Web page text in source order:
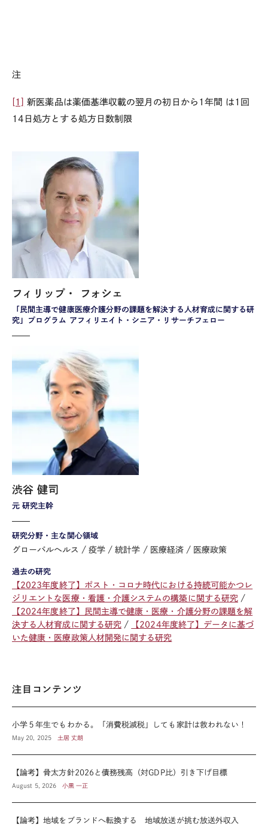
注
[1]
新医薬品は薬価基準収載の翌月の初日から1年間 は1回
14日処方とする処方日数制限
「民間主導で健康医療介護分野の課題を解決する人材育成に関する研
究」プログラム アフィリエイト・シニア・リサーチフェロー
フィリップ・ フォシェ
元 研究主幹
渋谷 健司
研究分野・主な関心領域
グローバルヘルス 疫学 統計学 医療経済 医療政策
過去の研究
【2023年度終了】ポスト・コロナ時代における持続可能かつレ
ジリエントな医療・看護・介護システムの構築に関する研究
【2024年度終了】民間主導で健康・医療・介護分野の課題を解
決する人材育成に関する研究
【2024年度終了】データに基づ
いた健康・医療政策人材開発に関する研究
注目コンテンツ
小学５年生でもわかる。「消費税減税」しても家計は救われない！
May 20, 2025 土居 丈朗
【論考】骨太方針2026と債務残高（対GDP比）引き下げ目標
August 5, 2026 小黒 一正
【論考】地域をブランドへ転換する 地域放送が挑む放送外収入